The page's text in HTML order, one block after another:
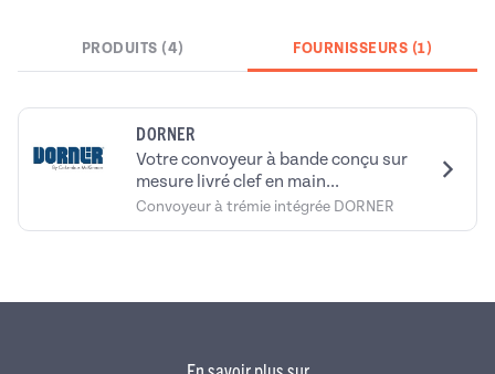
PRODUITS (4) FOURNISSEURS (1)
DORNER
Votre convoyeur à bande conçu sur
mesure livré clef en main...
Convoyeur à trémie intégrée DORNER